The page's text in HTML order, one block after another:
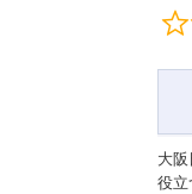
総
大
役立